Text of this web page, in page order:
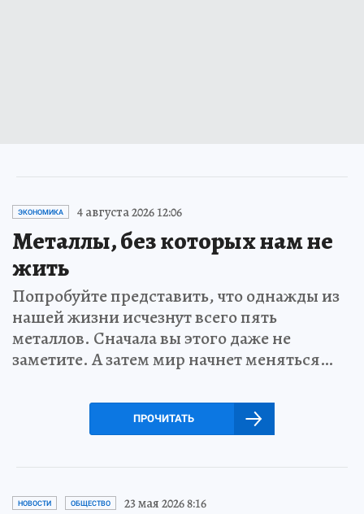
ЭКОНОМИКА 4 августа 2026 12:06
Металлы, без которых нам не
жить
Попробуйте представить, что однажды из
нашей жизни исчезнут всего пять
металлов. Сначала вы этого даже не
заметите. А затем мир начнет меняться…
ПРОЧИТАТЬ
НОВОСТИ ОБЩЕСТВО 23 мая 2026 8:16